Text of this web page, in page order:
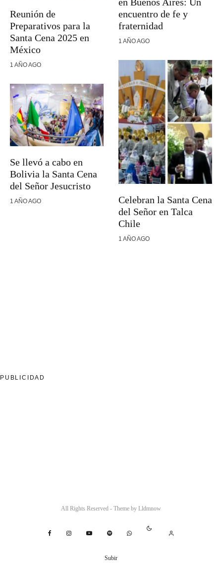
Reunión de
Preparativos para la
Santa Cena 2025 en
México
1 AÑO AGO
Se llevó a cabo en
Bolivia la Santa Cena
del Señor Jesucristo
1 AÑO AGO
encuentro de fe y
fraternidad
1 AÑO AGO
Celebran la Santa Cena
del Señor en Talca
Chile
1 AÑO AGO
PUBLICIDAD
All Rights Reserved - Theme by Lldmnow
Subir